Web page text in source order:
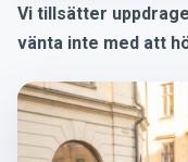
Vi tillsätter
vänta inte med att